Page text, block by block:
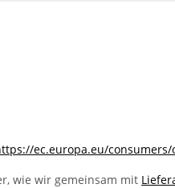
ec.europa.eu/
wie wir gemeinsam mit